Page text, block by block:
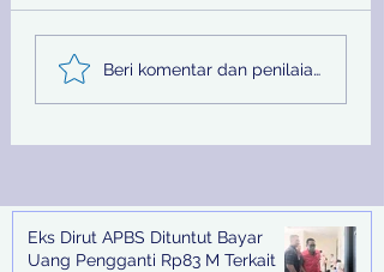
Sinergi Bea Cukai dan
Satgaspam Lanudal
Juanda Gagalkan
Beri komentar dan penilaian...
Recent Posts
Eks Dirut APBS Dituntut Bayar
Uang Pengganti Rp83 M Terkait